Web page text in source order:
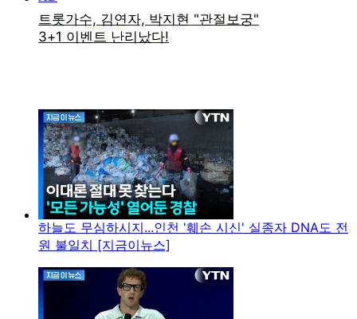
하늘도 무심하시지...인천 '훼손 시신' 실종자 DNA도 전
원 불일치 [지금이뉴스]